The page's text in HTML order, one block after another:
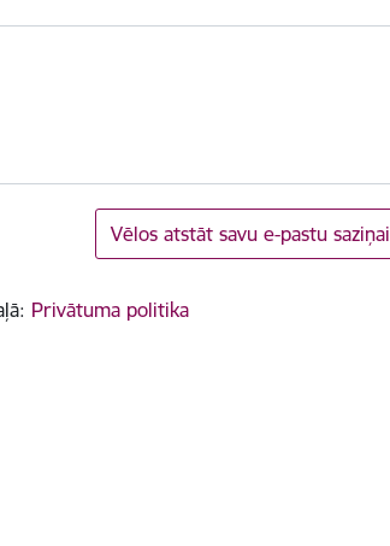
Vēlos atstāt savu e-pastu saziņai
Privātuma politika